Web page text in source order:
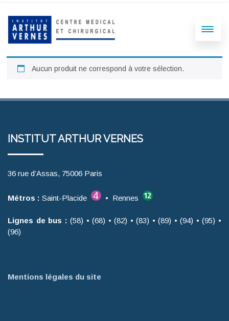
Aucun produit ne correspond à votre sélection.
INSTITUT ARTHUR VERNES
36 rue d’Assas, 75006 Paris
Métros : Saint-Placide • Rennes
Lignes de bus : (58) • (68) • (82) • (83) • (89) • (94) • (95) •
(96)
Mentions légales du site